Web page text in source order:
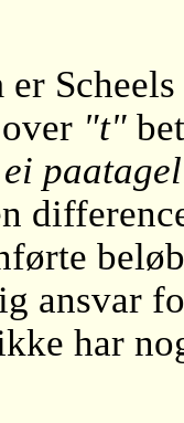
er
"t"
ansvar
har